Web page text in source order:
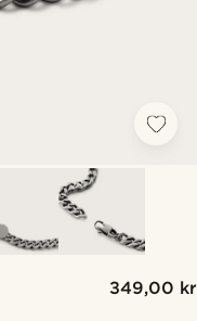
349,00 kr